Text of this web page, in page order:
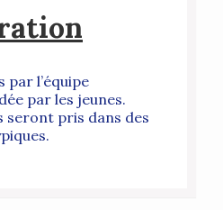
par l’équipe
par les jeunes.
seront pris dans des